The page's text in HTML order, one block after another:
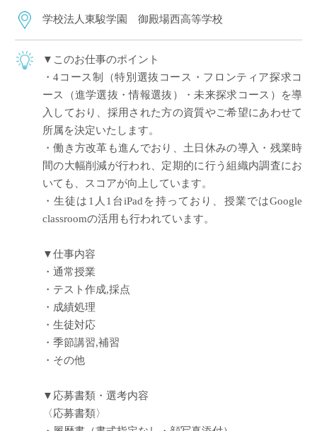
学校法人東駿学園 御殿場西高等学校
▼このお仕事のポイント
・4コース制（特別選抜コース・フロンティア探求コ
ース（進学選抜・情報選抜）・未来探求コース）を導
入しており、採用された方の資質やご希望にあわせて
所属を決定いたします。
・働き方改革も進んでおり、土日休みの導入・残業時
間の大幅削減が行われ、定期的に行う組織内調査にお
いても、スコアが向上しています。
・生徒は1人1台iPadを持っており、授業ではGoogle
classroomの活用も行われています。
▼仕事内容
・通常授業
・テスト作成,採点
・成績処理
・生徒対応
・季節講習,補習
・その他
▼応募書類・選考内容
〈応募書類〉